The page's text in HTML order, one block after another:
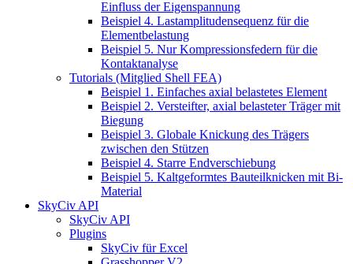
Einfluss der Eigenspannung
Beispiel 4. Lastamplitudensequenz für die
Elementbelastung
Beispiel 5. Nur Kompressionsfedern für die
Kontaktanalyse
Tutorials (Mitglied Shell FEA)
Beispiel 1. Einfaches axial belastetes Element
Beispiel 2. Versteifter, axial belasteter Träger mit
Biegung
Beispiel 3. Globale Knickung des Trägers
zwischen den Stützen
Beispiel 4. Starre Endverschiebung
Beispiel 5. Kaltgeformtes Bauteilknicken mit Bi-
Material
SkyCiv API
SkyCiv API
Plugins
SkyCiv für Excel